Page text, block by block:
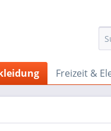
Freizeit &